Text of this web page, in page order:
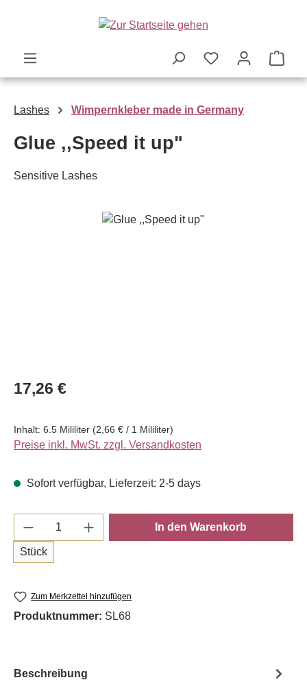
Zum Hauptinhalt springen
Lashes Wimpernkleber made in Germany
Glue ,,Speed it up"
Sensitive Lashes
Bildergalerie überspringen
Regulärer Preis:
17,26 €
Inhalt: 6.5 Mililiter (2,66 € / 1 Mililiter)
Preise inkl. MwSt. zzgl. Versandkosten
Sofort verfügbar, Lieferzeit: 2-5 days
Produkt Anzahl: Gib den gewünschten
Stück
In den Warenkorb
Zum Merkzettel hinzufügen
Produktnummer: SL68
Beschreibung